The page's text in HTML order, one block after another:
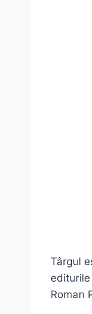
Târgul
Roman